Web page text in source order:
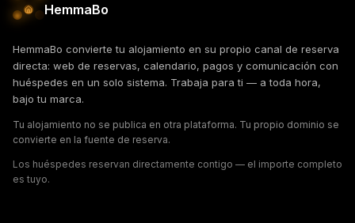
HemmaBo
HemmaBo convierte tu alojamiento en su propio canal de reserva
directa: web de reservas, calendario, pagos y comunicación con
huéspedes en un solo sistema. Trabaja para ti — a toda hora,
bajo tu marca.
Tu alojamiento no se publica en otra plataforma. Tu propio dominio se
convierte en la fuente de reserva.
Los huéspedes reservan directamente contigo — el importe completo
es tuyo.